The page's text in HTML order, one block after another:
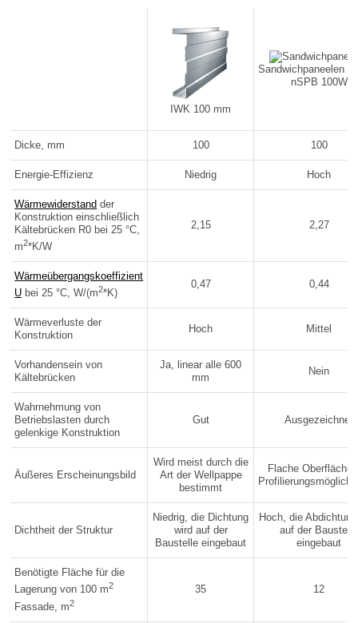
IWK 100 mm
Sandwichpaneelen
nSPB 100W
Dicke, mm 100 100
Energie-Effizienz Niedrig Hoch
Wärmewiderstand der
Konstruktion einschließlich
Kältebrücken R0 bei 25 °C,
m2*K/W
2,15 2,27
Wärmeübergangskoeffizient
U bei 25 °C, W/(m2*K)
0,47 0,44
Wärmeverluste der
Konstruktion
Hoch Mittel
Vorhandensein von
Kältebrücken
Ja, linear alle 600
mm
Nein
Wahrnehmung von
Betriebslasten durch
gelenkige Konstruktion
Gut Ausgezeichnet
Äußeres Erscheinungsbild
Wird meist durch die
Art der Wellpappe
bestimmt
Flache Oberfläche
Dichtheit der Struktur
Niedrig, die Dichtung
wird auf der
Baustelle eingebaut
Hoch, die
auf der Baustelle
eingebaut
Benötigte Fläche für die
Lagerung von 100 m2
Fassade, m2
35 12